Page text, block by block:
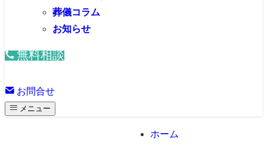
葬儀コラム
お知らせ
無料相談
お問合せ
メニュー
ホーム